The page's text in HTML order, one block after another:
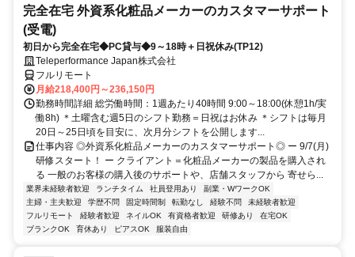
完全在宅 外資系化粧品メーカーのカスタマーサポート
(受電)
初日から完全在宅◆PC貸与◆9～18時＋日祝休み(TP12)
Teleperformance Japan株式会社
フルリモート
月給218,400円～236,150円
勤務時間詳細 総労働時間：1週あたり40時間 9:00～18:00(休憩1h/実
働8h) ＊土曜含む週5日のシフト勤務＝日祝はお休み ＊シフトは毎月
20日～25日頃を目安に、次月分シフトを公開します...
仕事内容 ◎外資系化粧品メーカーのカスタマーサポート◎ ー 9/7(月)
研修スタート！ ー クライアント＝化粧品メーカーの製品を購入され
る 一般のお客様の購入後のサポートや、店舗スタッフから 寄せら...
業界未経験者歓迎 ランチタイム 社員登用あり
副業・WワークOK
主婦・主夫歓迎
学歴不問 固定時間制 転勤なし 経験不問
未経験者歓迎
フルリモート
経験者歓迎 ネイルOK 有資格者歓迎 研修あり
在宅OK
ブランクOK
育休あり ピアスOK 服装自由